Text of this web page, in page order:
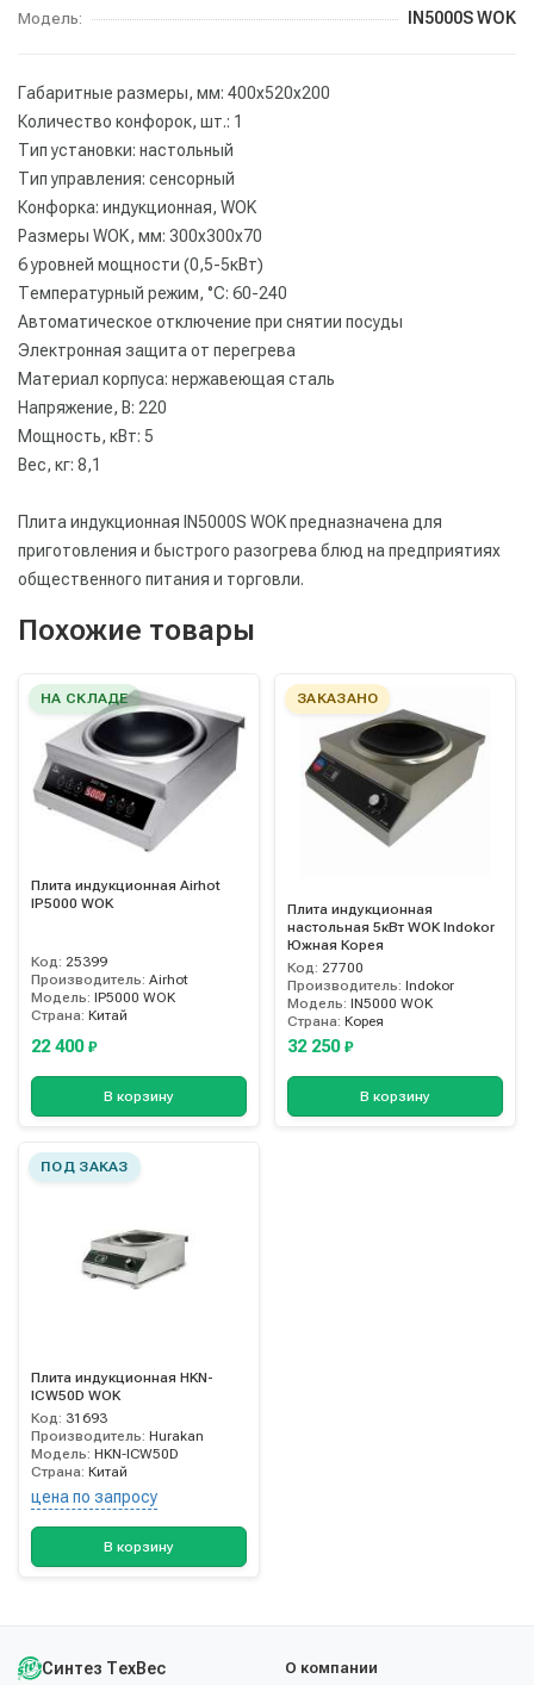
Модель: IN5000S WOK
Габаритные размеры, мм: 400х520х200
Количество конфорок, шт.: 1
Тип установки: настольный
Тип управления: сенсорный
Конфорка: индукционная, WOK
Размеры WOK, мм: 300х300х70
6 уровней мощности (0,5-5кВт)
Температурный режим, °С: 60-240
Автоматическое отключение при снятии посуды
Электронная защита от перегрева
Материал корпуса: нержавеющая сталь
Напряжение, В: 220
Мощность, кВт: 5
Вес, кг: 8,1
Плита индукционная IN5000S WOK предназначена для
приготовления и быстрого разогрева блюд на предприятиях
общественного питания и торговли.
Похожие товары
НА СКЛАДЕ
Плита индукционная Airhot
IP5000 WOK
Код: 25399
Производитель: Airhot
Модель: IP5000 WOK
Страна: Китай
22 400 ₽
В корзину
ЗАКАЗАНО
Плита индукционная
настольная 5кВт WOK Indokor
Южная Корея
Код: 27700
Производитель: Indokor
Модель: IN5000 WOK
Страна: Корея
32 250 ₽
В корзину
ПОД ЗАКАЗ
Плита индукционная HKN-
ICW50D WOK
Код: 31693
Производитель: Hurakan
Модель: HKN-ICW50D
Страна: Китай
цена по запросу
В корзину
Синтез ТехВес О компании